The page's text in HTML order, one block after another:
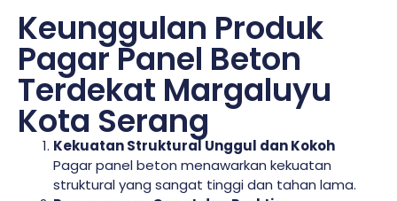
Keunggulan Produk
Pagar Panel Beton
Terdekat Margaluyu
Kota Serang
Kekuatan Struktural Unggul dan Kokoh
Pagar panel beton menawarkan kekuatan
struktural yang sangat tinggi dan tahan lama.